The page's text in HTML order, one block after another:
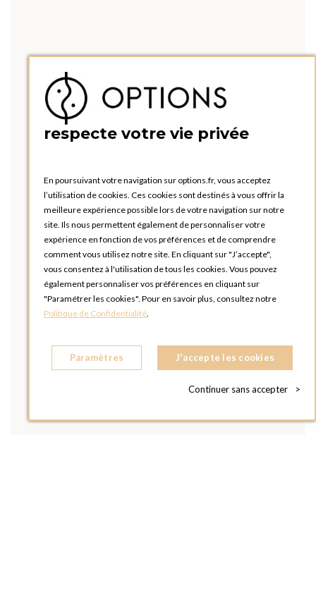
respecte votre vie privée
En poursuivant votre navigation sur options.fr, vous acceptez
l’utilisation de cookies. Ces cookies sont destinés à vous offrir la
meilleure expérience possible lors de votre navigation sur notre
site. Ils nous permettent également de personnaliser votre
expérience en fonction de vos préférences et de comprendre
comment vous utilisez notre site. En cliquant sur "J’accepte",
vous consentez à l'utilisation de tous les cookies. Vous pouvez
également personnaliser vos préférences en cliquant sur
"Paramétrer les cookies". Pour en savoir plus, consultez notre
Politique de Confidentialité.
Paramètres J'accepte les cookies
Continuer sans accepter >